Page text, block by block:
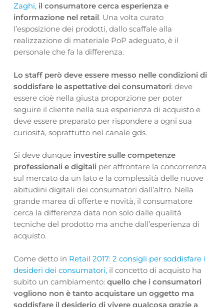
Zaghi, il consumatore cerca esperienza e
informazione nel retail. Una volta curato
l’esposizione dei prodotti, dallo scaffale alla
realizzazione di materiale PoP adeguato, è il
personale che fa la differenza.
Lo staff però deve essere messo nelle condizioni di
soddisfare le aspettative dei consumatori: deve
essere cioè nella giusta proporzione per poter
seguire il cliente nella sua esperienza di acquisto e
deve essere preparato per rispondere a ogni sua
curiosità, soprattutto nel canale gds.
Si deve dunque investire sulle competenze
professionali e digitaliper affrontare la concorrenza
sul mercato da un lato e la complessità delle nuove
abitudini digitali dei consumatori dall’altro. Nella
grande marea di offerte e novità, il consumatore
cerca la differenza data non solo dalle qualità
tecniche del prodotto ma anche dall’esperienza di
acquisto.
Come detto in Retail 2017: 2 consigli per soddisfare i
desideri dei consumatori, il concetto di acquisto ha
subito un cambiamento: quello che i consumatori
vogliono non è tanto acquistare un oggetto ma
soddisfare il desiderio di vivere qualcosa grazie a